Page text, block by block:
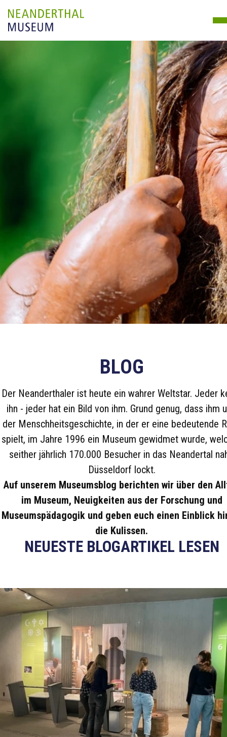
BLOG
Der Neanderthaler ist heute ein wahrer Weltstar. Jeder
ihn - jeder hat ein Bild von ihm. Grund genug, dass ihm
der Menschheitsgeschichte, in der er eine bedeutende
spielt, im Jahre 1996 ein Museum gewidmet wurde,
seither jährlich 170.000 Besucher in das Neandertal
Düsseldorf lockt.
Auf unserem Museumsblog berichten wir über den
im Museum, Neuigkeiten aus der Forschung und
Museumspädagogik und geben euch einen Einblick
die Kulissen.
NEUESTE BLOGARTIKEL LESEN